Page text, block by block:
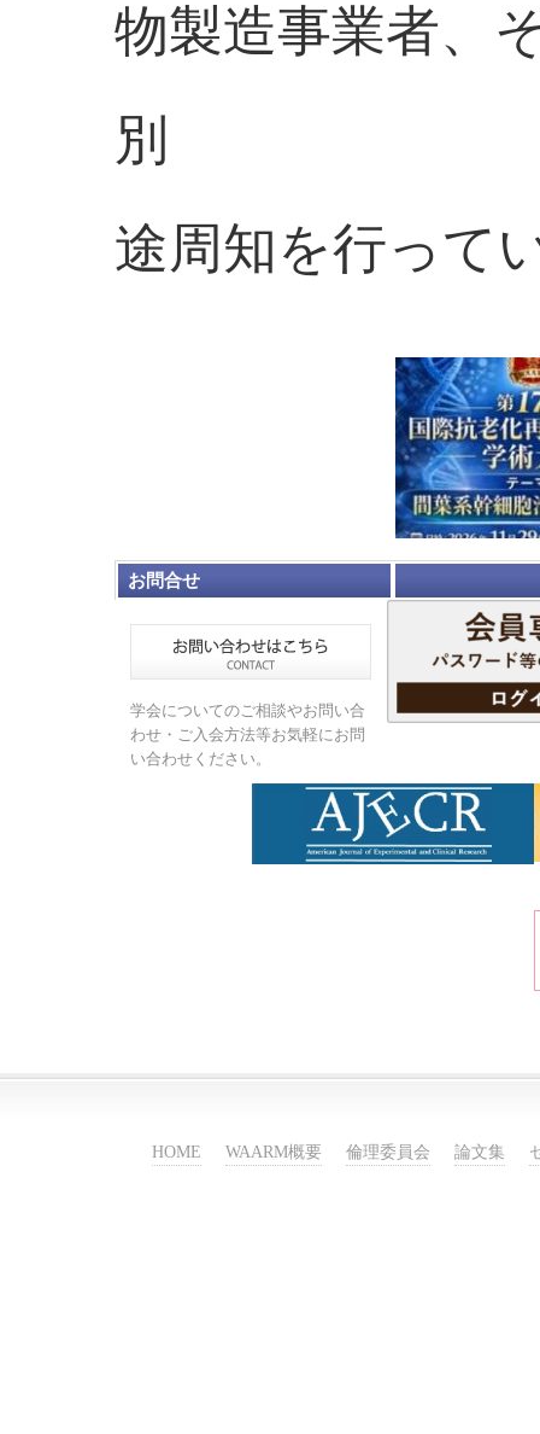
物製造事業者、
別
途周知を行って
お問合せ
学会についてのご相談やお問い合
わせ・ご入会方法等お気軽にお問
い合わせください。
HOME WAARM概要 倫理委員会 論文集